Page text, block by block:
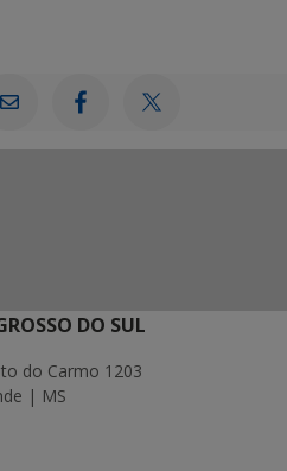
DO SUL
do Carmo 1203
| MS